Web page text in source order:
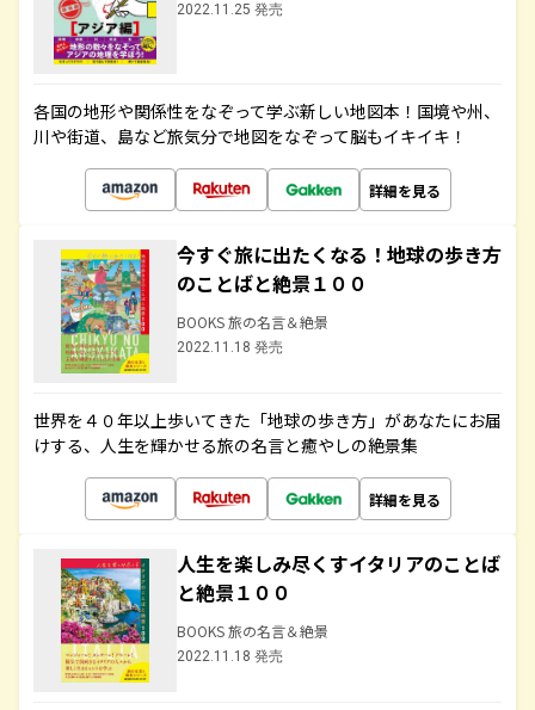
2022.11.25 発売
各国の地形や関係性をなぞって学ぶ新しい地図本！国境や州、
川や街道、島など旅気分で地図をなぞって脳もイキイキ！
詳細を見る
今すぐ旅に出たくなる！地球の歩き方
のことばと絶景１００
BOOKS 旅の名言＆絶景
2022.11.18 発売
世界を４０年以上歩いてきた「地球の歩き方」があなたにお届
けする、人生を輝かせる旅の名言と癒やしの絶景集
詳細を見る
人生を楽しみ尽くすイタリアのことば
と絶景１００
BOOKS 旅の名言＆絶景
2022.11.18 発売